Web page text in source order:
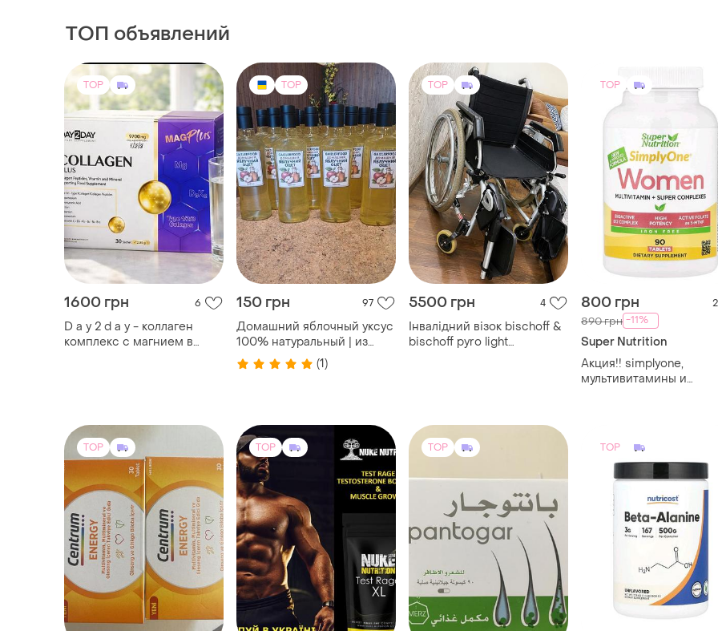
1600 грн 6
D a y 2 d a y - коллаген
комплекс с магнием в
месяц
150 грн 97
Домашний яблочный уксус
100% натуральный | из
натуральных яблок| 500мл
(1)
5500 грн
Інвалідний візок bischoff &
bischoff pyro light
(німеччина).
890 грн -11%
Super Nutrition
Акция!! simplyone,
мультивитамины и
поддерживающие
для женщин, без
90&nbsp;таблеток
TOP
860 грн
Центрум енерджі
-мультивітамінний
комплекс
TOP
1200 грн
Больше мышцы, меньше
жира = 6ти компонентный
бустер тестостерона test
rage xl
TOP
640 грн
Пантогар оригінал pantogar
60 капсул
(40)
TOP
Nutricost
Бета-аланин, без
добавок 500 мг